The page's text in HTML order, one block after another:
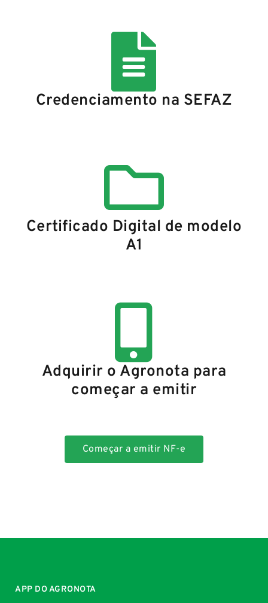
Credenciamento na SEFAZ
Certificado Digital de modelo
A1
Adquirir o Agronota para
começar a emitir
Começar a emitir NF-e
APP DO AGRONOTA